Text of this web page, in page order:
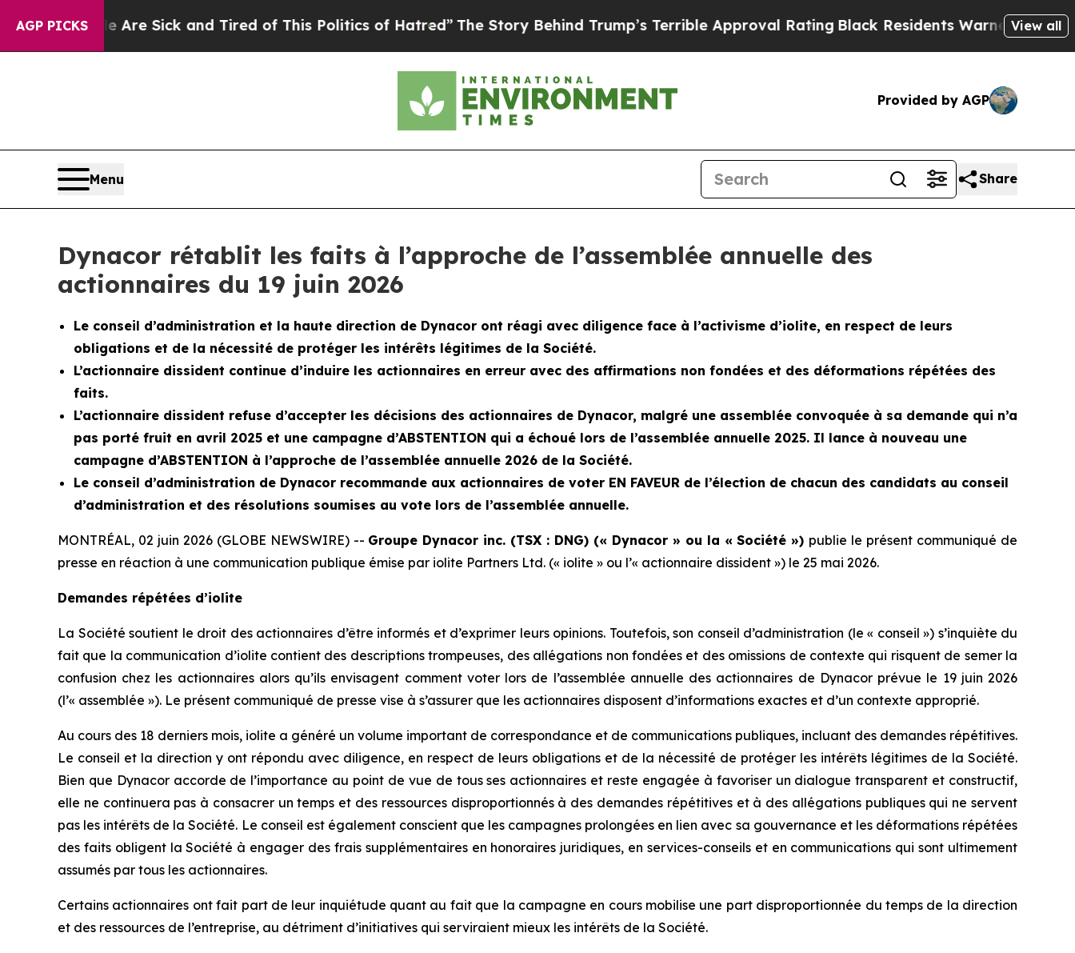
AGP PICKS
Are Sick and Tired of This Politics of Hatred”The Story Behind Trump’s Terrible Approval RatingBlack Residents Warned of Abusive Cops
View all
Provided by AGP
Menu Share
Dynacor rétablit les faits à l’approche de l’assemblée annuelle des
actionnaires du 19 juin 2026
Le conseil d’administration et la haute direction de Dynacor ont réagi avec diligence face à l’activisme d’iolite, en respect de leurs
obligations et de la nécessité de protéger les intérêts légitimes de la Société.
L’actionnaire dissident continue d’induire les actionnaires en erreur avec des affirmations non fondées et des déformations répétées des
faits.
L’actionnaire dissident refuse d’accepter les décisions des actionnaires de Dynacor, malgré une assemblée convoquée à sa demande qui n’a
pas porté fruit en avril 2025 et une campagne d’ABSTENTION qui a échoué lors de l’assemblée annuelle 2025. Il lance à nouveau une
campagne d’ABSTENTION à l’approche de l’assemblée annuelle 2026 de la Société.
Le conseil d’administration de Dynacor recommande aux actionnaires de voter EN FAVEUR de l’élection de chacun des candidats au conseil
d’administration et des résolutions soumises au vote lors de l’assemblée annuelle.
MONTRÉAL, 02 juin 2026 (GLOBE NEWSWIRE) -- Groupe Dynacor inc. (TSX : DNG) (« Dynacor » ou la « Société ») publie le présent communiqué de
presse en réaction à une communication publique émise par iolite Partners Ltd. (« iolite » ou l’« actionnaire dissident ») le 25 mai 2026.
Demandes répétées d’iolite
La Société soutient le droit des actionnaires d’être informés et d’exprimer leurs opinions. Toutefois, son conseil d’administration (le « conseil ») s’inquiète du
fait que la communication d’iolite contient des descriptions trompeuses, des allégations non fondées et des omissions de contexte qui risquent de semer la
confusion chez les actionnaires alors qu’ils envisagent comment voter lors de l’assemblée annuelle des actionnaires de Dynacor prévue le 19 juin 2026
(l’« assemblée »). Le présent communiqué de presse vise à s’assurer que les actionnaires disposent d’informations exactes et d’un contexte approprié.
Au cours des 18 derniers mois, iolite a généré un volume important de correspondance et de communications publiques, incluant des demandes répétitives.
Le conseil et la direction y ont répondu avec diligence, en respect de leurs obligations et de la nécessité de protéger les intérêts légitimes de la Société.
Bien que Dynacor accorde de l’importance au point de vue de tous ses actionnaires et reste engagée à favoriser un dialogue transparent et constructif,
elle ne continuera pas à consacrer un temps et des ressources disproportionnés à des demandes répétitives et à des allégations publiques qui ne servent
pas les intérêts de la Société. Le conseil est également conscient que les campagnes prolongées en lien avec sa gouvernance et les déformations répétées
des faits obligent la Société à engager des frais supplémentaires en honoraires juridiques, en services-conseils et en communications qui sont ultimement
assumés par tous les actionnaires.
Certains actionnaires ont fait part de leur inquiétude quant au fait que la campagne en cours mobilise une part disproportionnée du temps de la direction
et des ressources de l’entreprise, au détriment d’initiatives qui serviraient mieux les intérêts de la Société.